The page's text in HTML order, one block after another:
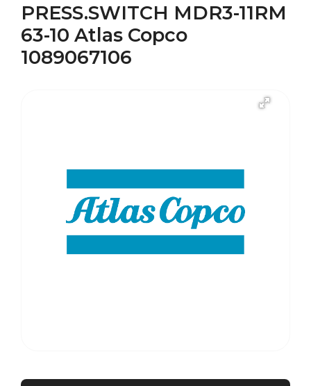
PRESS.SWITCH MDR3-11RM
63-10 Atlas Copco
1089067106